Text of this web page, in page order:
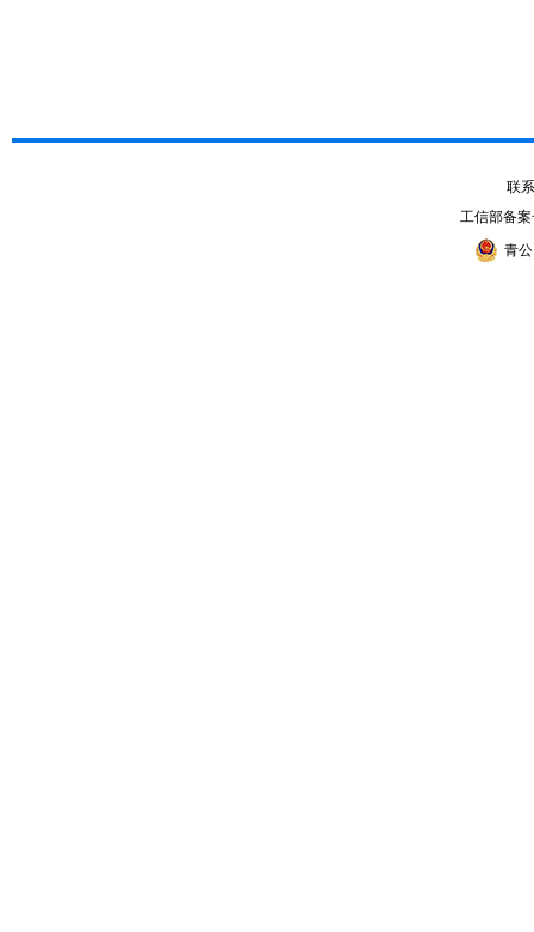
联
工信部备
青公